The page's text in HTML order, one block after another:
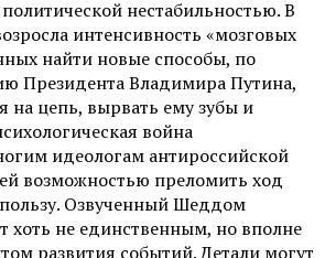
нестабильностью. В
интенсивность «мозговых
найти новые способы, по
Президента Владимира Путина,
на цепь, вырвать ему зубы и
война
идеологам антироссийской
возможностью преломить ход
Озвученный Шеддом
хоть не единственным, но вполне
развития событий. Детали могут